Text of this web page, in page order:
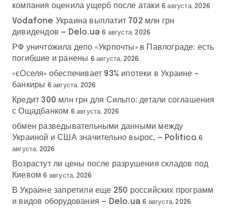
компания оценила ущерб после атаки 6 августа, 2026
Vodafone Украина выплатит 702 млн грн
дивидендов — Delo.ua 6 августа, 2026
РФ уничтожила депо «Укрпочты» в Павлограде: есть
погибшие и ранены 6 августа, 2026
«єОселя» обеспечивает 93% ипотеки в Украине –
банкиры 6 августа, 2026
Кредит 300 млн грн для Сильпо: детали соглашения
с Ощадбанком 6 августа, 2026
обмен разведывательными данными между
Украиной и США значительно вырос, — Politico 6
августа, 2026
Возрастут ли цены после разрушения складов под
Киевом 6 августа, 2026
В Украине запретили еще 250 российских программ
и видов оборудования — Delo.ua 6 августа, 2026